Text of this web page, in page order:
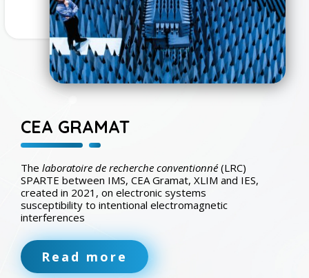
CEA GRAMAT
Thelaboratoire de recherche conventionné(LRC)
SPARTE between IMS, CEA Gramat, XLIM and IES,
created in 2021, on electronic systems
susceptibility to intentional electromagnetic
interferences
Read more